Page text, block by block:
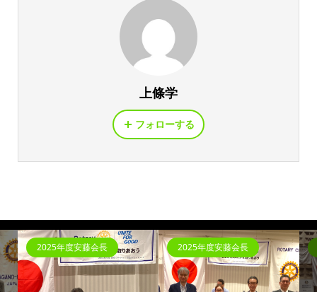
上條学
フォローする
年度安藤会長 2025年度安藤会長 2025年度